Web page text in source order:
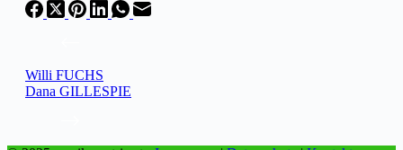
Willi FUCHS
Dana GILLESPIE